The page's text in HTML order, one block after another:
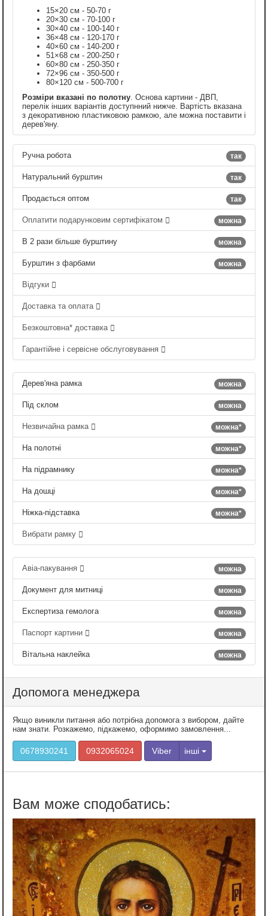
15×20 см - 50-70 г
20×30 см - 70-100 г
30×40 см - 100-140 г
36×48 см - 120-170 г
40×60 см - 140-200 г
51×68 см - 200-250 г
60×80 см - 250-350 г
72×96 см - 350-500 г
80×120 см - 500-700 г
Розміри вказані по полотну. Основа картини - ДВП,
перелік інших варіантів доступнний нижче. Вартість вказана
з декоративною пластиковою рамкою, але можна поставити і
дерев'яну.
так
Ручна робота
так
Натуральний бурштин
так
Продається оптом
можна
Оплатити подарунковим сертифікатом
можна
В 2 рази більше бурштину
можна
Бурштин з фарбами
Відгуки
Доставка та оплата
Безкоштовна* доставка
Гарантійне і сервісне обслуговування
можна
Дерев'яна рамка
можна
Під склом
можна*
Незвичайна рамка
можна*
На полотні
можна*
На підрамнику
можна*
На дошці
можна*
Ніжка-підставка
Вибрати рамку
можна
Авіа-пакування
можна
Документ для митниці
можна
Експертиза гемолога
можна
Паспорт картини
можна
Вітальна наклейка
Допомога менеджера
Якщо виникли питання або потрібна допомога з вибором, дайте
нам знати. Розкажемо, підкажемо, оформимо замовлення...
0678930241 0932065024 Viber інші